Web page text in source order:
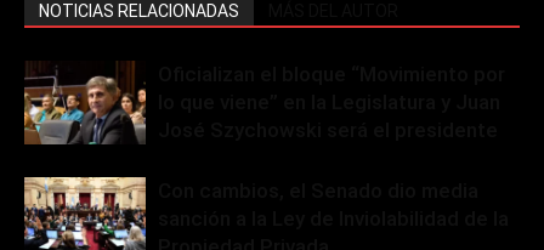
NOTICIAS RELACIONADAS